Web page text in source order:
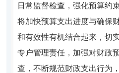
日常监督检查，强化预算约
将加快预算支出进度与确保
和有效性有机结合起来，切
专户管理责任，加强对财政
查，不断规范财政支出行为